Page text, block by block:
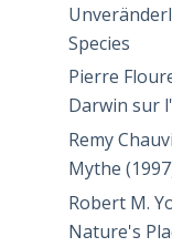
Species
Pierre
Darwin sur
Remy
Mythe
Robert M.
Nature's